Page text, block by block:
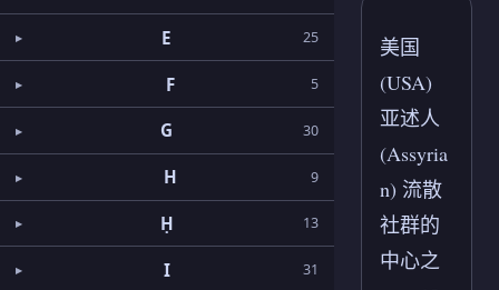
E 25
F 5
G 30
H 9
Ḥ 13
I 31
美国
(USA)
亚述人
(Assyria
n) 流散
社群的
中心之